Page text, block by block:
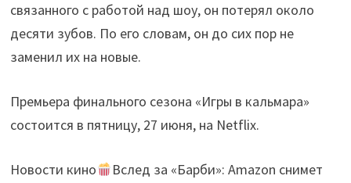
связанного с работой над шоу, он потерял около
десяти зубов. По его словам, он до сих пор не
заменил их на новые.
Премьера финального сезона «Игры в кальмара»
состоится в пятницу, 27 июня, на Netflix.
Новости кино
Вслед за «Барби»: Amazon снимет